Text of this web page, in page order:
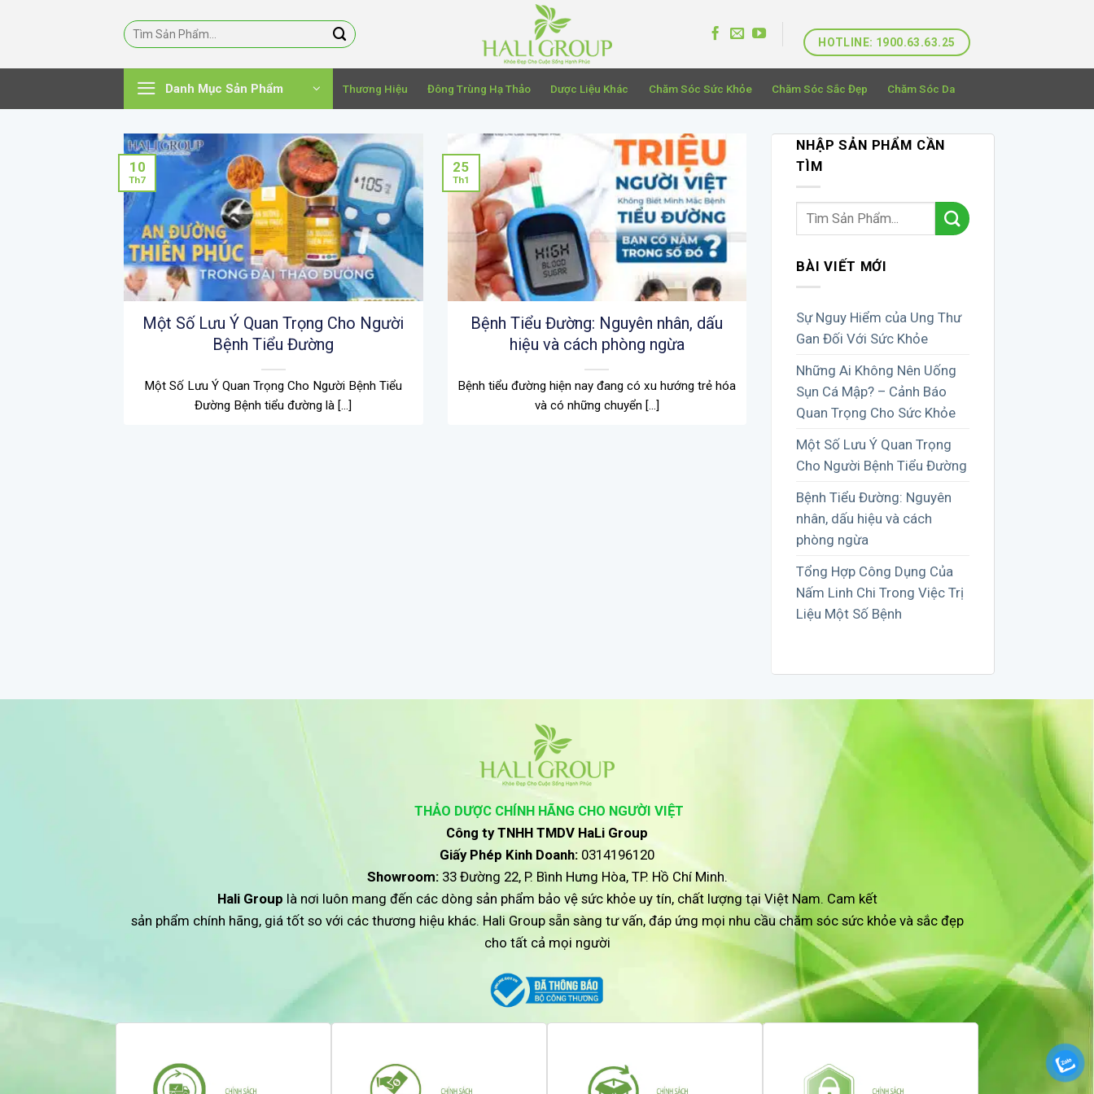
dung
HOTLINE: 1900.63.63.25
Danh Mục Sản Phẩm Thương Hiệu Đông Trùng Hạ Thảo Dược Liệu Khác Chăm Sóc Sức Khỏe Chăm Sóc Sắc Đẹp Chăm Sóc Da
Một Số Lưu Ý Quan Trọng Cho Người
Bệnh Tiểu Đường
Một Số Lưu Ý Quan Trọng Cho Người Bệnh Tiểu
Đường Bệnh tiểu đường là [...]
10
Th7
Bệnh Tiểu Đường: Nguyên nhân, dấu
hiệu và cách phòng ngừa
Bệnh tiểu đường hiện nay đang có xu hướng trẻ hóa
và có những chuyển [...]
25
Th1
NHẬP SẢN PHẨM CẦN
TÌM
BÀI VIẾT MỚI
Sự Nguy Hiểm của Ung Thư
Gan Đối Với Sức Khỏe
Những Ai Không Nên Uống
Sụn Cá Mập? – Cảnh Báo
Quan Trọng Cho Sức Khỏe
Một Số Lưu Ý Quan Trọng
Cho Người Bệnh Tiểu Đường
Bệnh Tiểu Đường: Nguyên
nhân, dấu hiệu và cách
phòng ngừa
Tổng Hợp Công Dụng Của
Nấm Linh Chi Trong Việc Trị
Liệu Một Số Bệnh
THẢO DƯỢC CHÍNH HÃNG CHO NGƯỜI VIỆT
Công ty TNHH TMDV HaLi Group
Giấy Phép Kinh Doanh: 0314196120
Showroom:33 Đường 22, P. Bình Hưng Hòa, TP. Hồ Chí Minh.
Hali Group là nơi luôn mang đến các dòng sản phẩm bảo vệ sức khỏe uy tín, chất lượng tại Việt Nam. Cam kết
sản phẩm chính hãng, giá tốt so với các thương hiệu khác. Hali Group sẵn sàng tư vấn, đáp ứng mọi nhu cầu chăm sóc sức khỏe và sắc đẹp
cho tất cả mọi người